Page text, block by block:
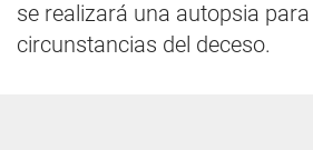
se realizará una autopsia
circunstancias del deceso.